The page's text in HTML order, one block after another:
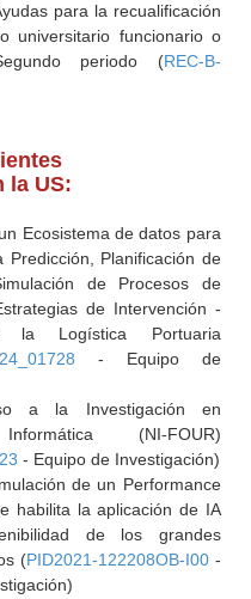
para la recualificación
universitario funcionario o
periodo (REC-B-
la US:
Ecosistema de datos para
Predicción, Planificación de
de Procesos de
de Intervención -
la Logística Portuaria
- Equipo de
a la Investigación en
(NI-FOUR)
- Equipo de Investigación)
de un Performance
habilita la aplicación de IA
de los grandes
(PID2021-122208OB-I00 -